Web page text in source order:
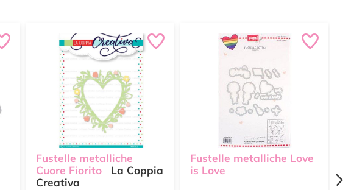
Fustelle metalliche
Cuore Fiorito
La Coppia
Creativa
Fustelle metalliche Love
is Love